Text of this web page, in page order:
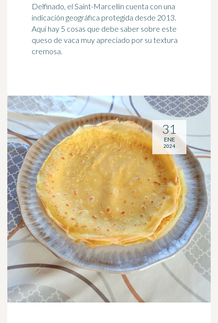
Delfinado, el Saint-Marcellin cuenta con una
indicación geográfica protegida desde 2013.
Aquí hay 5 cosas que debe saber sobre este
queso de vaca muy apreciado por su textura
cremosa.
31
ENE
2024